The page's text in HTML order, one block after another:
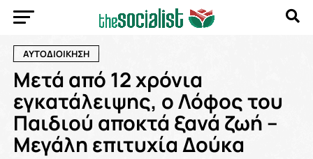
ΑΥΤΟΔΙΟΙΚΗΣΗ
Μετά από 12 χρόνια
εγκατάλειψης, ο Λόφος του
Παιδιού αποκτά ξανά ζωή –
Μεγάλη επιτυχία Δούκα